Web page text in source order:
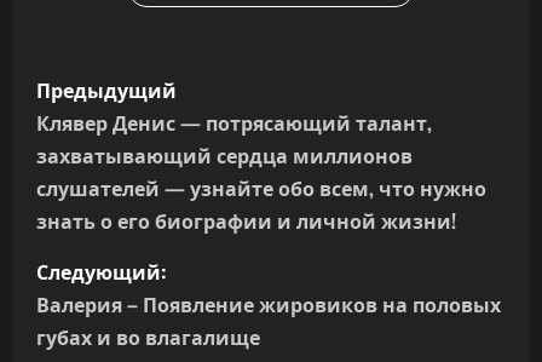
Н
а
в
и
г
а
Предыдущий
Клявер Денис — потрясающий талант,
захватывающий сердца миллионов
слушателей — узнайте обо всем, что нужно
знать о его биографии и личной жизни!
Следующий:
Валерия – Появление жировиков на половых
губах и во влагалище